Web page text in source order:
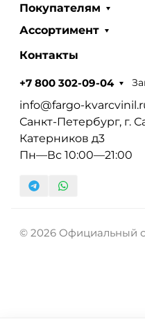
Покупателям
Ассортимент
Контакты
+7 800 302-09-04
info@fargo-
Санкт-Петербург, г.
Катерников д3
Пн—Вс 10:00—21:00
© 2026 Официальный